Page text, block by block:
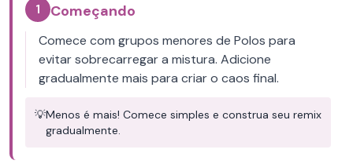
1 Começando
Comece com grupos menores de Polos para
evitar sobrecarregar a mistura. Adicione
gradualmente mais para criar o caos final.
💡Menos é mais! Comece simples e construa seu remix
gradualmente.